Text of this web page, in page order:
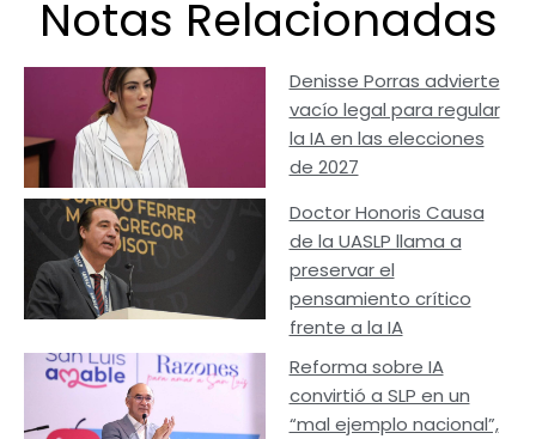
Notas Relacionadas
Denisse Porras advierte
vacío legal para regular
la IA en las elecciones
de 2027
Doctor Honoris Causa
de la UASLP llama a
preservar el
pensamiento crítico
frente a la IA
Reforma sobre IA
convirtió a SLP en un
“mal ejemplo nacional”,